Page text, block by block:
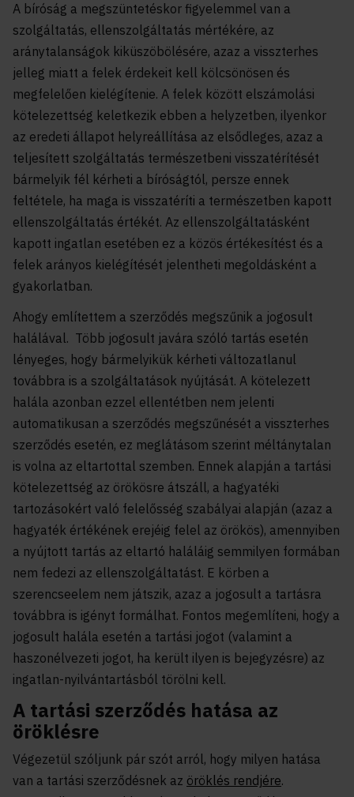
A bíróság a megszüntetéskor figyelemmel van a
szolgáltatás, ellenszolgáltatás mértékére, az
aránytalanságok kiküszöbölésére, azaz a visszterhes
jelleg miatt a felek érdekeit kell kölcsönösen és
megfelelően kielégítenie. A felek között elszámolási
kötelezettség keletkezik ebben a helyzetben, ilyenkor
az eredeti állapot helyreállítása az elsődleges, azaz a
teljesített szolgáltatás természetbeni visszatérítését
bármelyik fél kérheti a bíróságtól, persze ennek
feltétele, ha maga is visszatéríti a természetben kapott
ellenszolgáltatás értékét. Az ellenszolgáltatásként
kapott ingatlan esetében ez a közös értékesítést és a
felek arányos kielégítését jelentheti megoldásként a
gyakorlatban.
Ahogy említettem a szerződés megszűnik a jogosult
halálával. Több jogosult javára szóló tartás esetén
lényeges, hogy bármelyikük kérheti változatlanul
továbbra is a szolgáltatások nyújtását. A kötelezett
halála azonban ezzel ellentétben nem jelenti
automatikusan a szerződés megszűnését a visszterhes
szerződés esetén, ez meglátásom szerint méltánytalan
is volna az eltartottal szemben. Ennek alapján a tartási
kötelezettség az örökösre átszáll, a hagyatéki
tartozásokért való felelősség szabályai alapján (azaz a
hagyaték értékének erejéig felel az örökös), amennyiben
a nyújtott tartás az eltartó haláláig semmilyen formában
nem fedezi az ellenszolgáltatást. E körben a
szerencseelem nem játszik, azaz a jogosult a tartásra
továbbra is igényt formálhat. Fontos megemlíteni, hogy a
jogosult halála esetén a tartási jogot (valamint a
haszonélvezeti jogot, ha került ilyen is bejegyzésre) az
ingatlan-nyilvántartásból törölni kell.
A tartási szerződés hatása az
öröklésre
Végezetül szóljunk pár szót arról, hogy milyen hatása
van a tartási szerződésnek az öröklés rendjére.